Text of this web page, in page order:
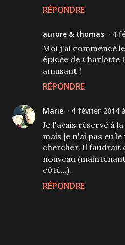
RÉPONDRE
aurore & thomas 4
Moi j'ai commencé
épicée de Charlotte
amusant !
RÉPONDRE
Marie 4 février 2014
Je l'avais réservé à
mais je n'ai pas eu
chercher. Il faudrait
nouveau
côté...).
RÉPONDRE